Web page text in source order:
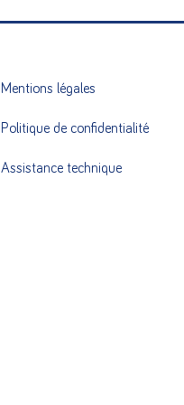
Mentions légales
Politique de confidentialité
Assistance technique